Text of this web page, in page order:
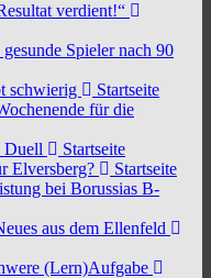
verdient!“
Spieler nach 90
schwierig
Startseite
für die
Duell
Startseite
Elversberg?
Startseite
bei Borussias B-
aus dem Ellenfeld
(Lern)Aufgabe